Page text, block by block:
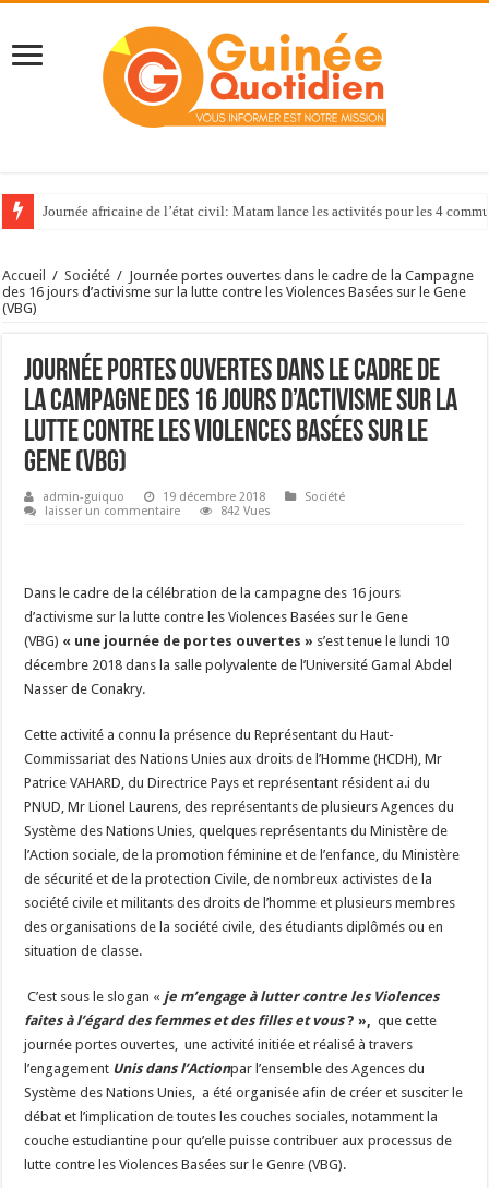
Journée africaine de l’état civil: Matam lance les activités pour les 4
Accueil / Société / Journée portes ouvertes dans le cadre de la Campagne
des 16 jours d’activisme sur la lutte contre les Violences Basées sur le Gene
(VBG)
Journée portes ouvertes dans le cadre de
la Campagne des 16 jours d’activisme sur la
lutte contre les Violences Basées sur le
Gene (VBG)
admin-guiquo 19 décembre 2018
Société
laisser un commentaire
842 Vues
Dans le cadre de la célébration de la campagne des 16 jours
d’activisme sur la lutte contre les Violences Basées sur le Gene
(VBG) « une journée de portes ouvertes » s’est tenue le lundi 10
décembre 2018 dans la salle polyvalente de l’Université Gamal Abdel
Nasser de Conakry.
Cette activité a connu la présence du Représentant du Haut-
Commissariat des Nations Unies aux droits de l’Homme (HCDH), Mr
Patrice VAHARD, du Directrice Pays et représentant résident a.i du
PNUD, Mr Lionel Laurens, des représentants de plusieurs Agences du
Système des Nations Unies, quelques représentants du Ministère de
l’Action sociale, de la promotion féminine et de l’enfance, du Ministère
de sécurité et de la protection Civile, de nombreux activistes de la
société civile et militants des droits de l’homme et plusieurs membres
des organisations de la société civile, des étudiants diplômés ou en
situation de classe.
C’est sous le slogan « je m’engage à lutter contre les Violences
faites à l’égard des femmes et des filles et vous ? »,que cette
journée portes ouvertes, une activité initiée et réalisé à travers
l’engagement Unis dans l’Actionpar l’ensemble des Agences du
Système des Nations Unies, a été organisée afin de créer et susciter le
débat et l’implication de toutes les couches sociales, notamment la
couche estudiantine pour qu’elle puisse contribuer aux processus de
lutte contre les Violences Basées sur le Genre (VBG).